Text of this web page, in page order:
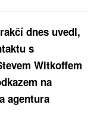
dnes uvedl,
s
Witkoffem
na
agentura